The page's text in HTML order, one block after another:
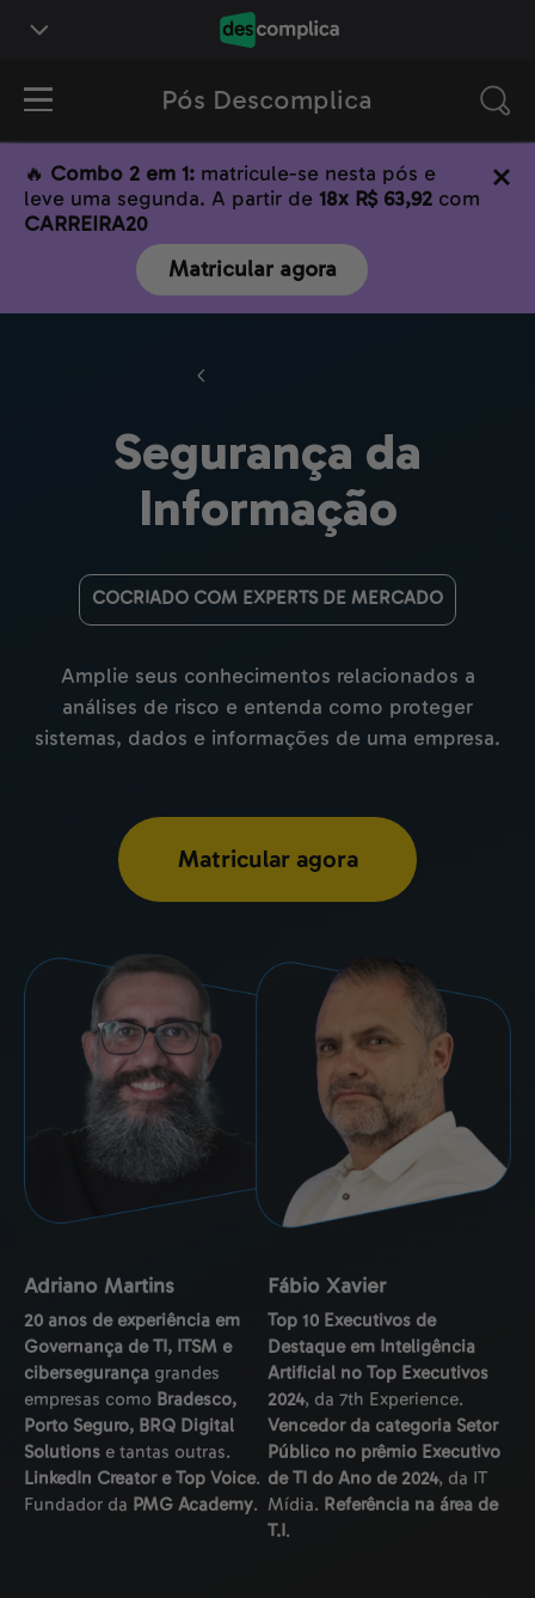
Pós Descomplica
🔥 Combo 2 em 1:matricule-se nesta pós e
leve uma segunda. A partir de 18x R$ 63,92com
CARREIRA20
Matricular agora
Segurança da
Informação
COCRIADO COM EXPERTS DE MERCADO
Amplie seus conhecimentos relacionados a
análises de risco e entenda como proteger
sistemas, dados e informações de uma empresa.
Matricular agora
Adriano Martins
20 anos de experiência em
Governança de TI, ITSM e
cibersegurançagrandes
empresas como Bradesco,
Porto Seguro, BRQ Digital
Solutionse tantas outras.
LinkedIn Creator e Top Voice.
Fundador da PMG Academy.
Fábio Xavier
Top 10 Executivos de
Destaque em Inteligência
Artificial no Top Executivos
2024, da 7th Experience.
Vencedor da categoria Setor
Público no prêmio Executivo
de TI do Ano de 2024, da IT
Mídia. Referência na área de
T.I.